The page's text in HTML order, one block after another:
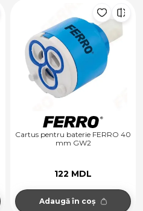
Cartus pentru baterie FERRO 40
mm GW2
122 MDL
Adaugă în coș